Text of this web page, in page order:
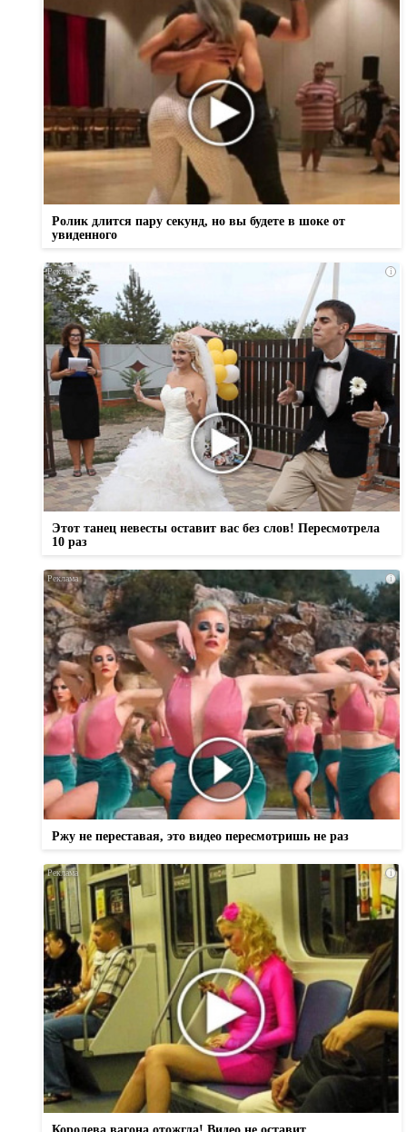
Ролик длится пару секунд, но вы будете в шоке от
увиденного
i
Этот танец невесты оставит вас без слов! Пересмотрела
10 раз
i
Ржу не переставая, это видео пересмотришь не раз
i